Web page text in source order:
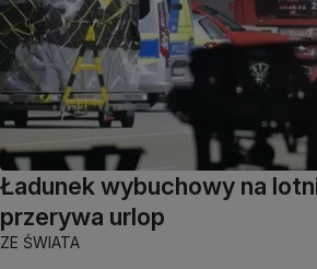
Ładunek wybuchowy na
przerywa urlop
ZE ŚWIATA